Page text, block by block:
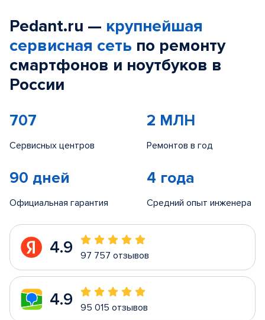
Pedant.ru — крупнейшая
сервисная сеть по ремонту
смартфонов и ноутбуков в
России
707
Сервисных центров
2 МЛН
Ремонтов в год
90 дней
Официальная гарантия
4 года
Средний опыт инженера
4.9 97 757 отзывов
4.9 95 015 отзывов